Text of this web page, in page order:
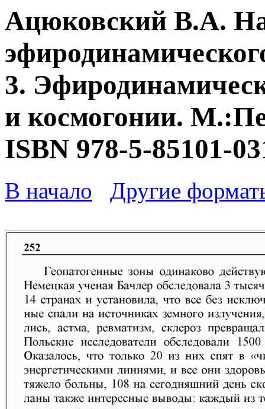
Ацюковский В.А.
3.
и космогонии.
ISBN 978-5-85101-
В начало Другие